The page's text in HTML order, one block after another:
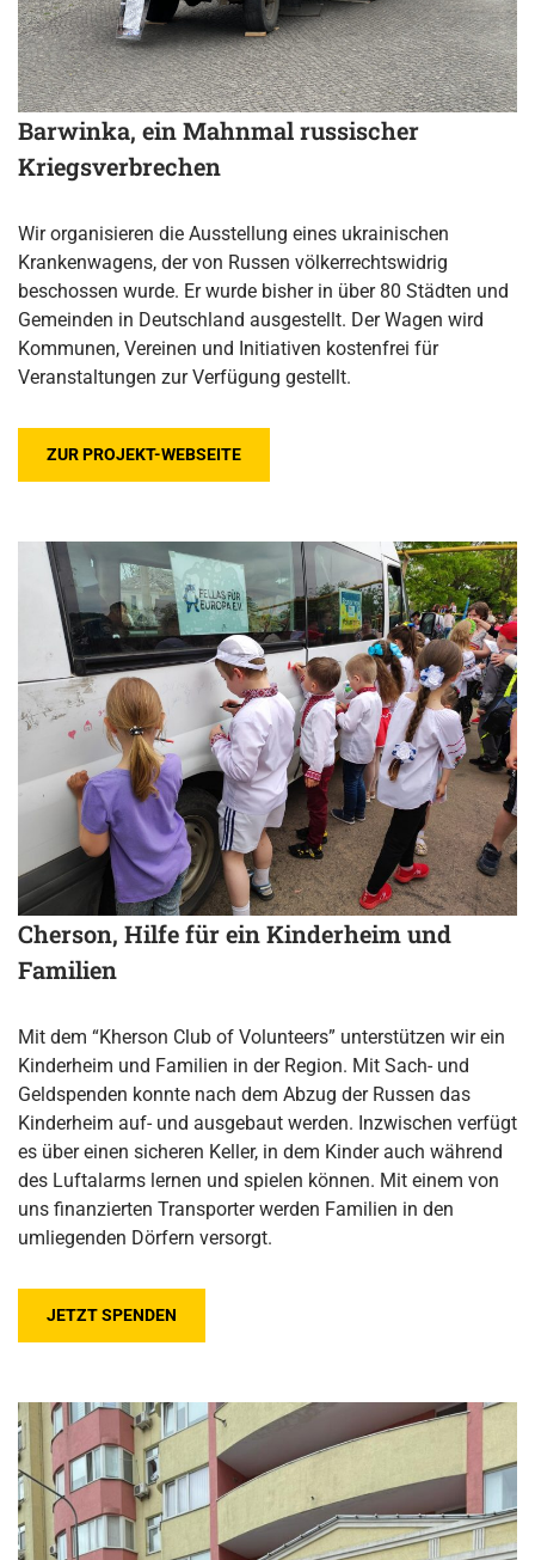
Barwinka, ein Mahnmal russischer
Kriegsverbrechen
Wir organisieren die Ausstellung eines ukrainischen
Krankenwagens, der von Russen völkerrechtswidrig
beschossen wurde. Er wurde bisher in über 80 Städten und
Gemeinden in Deutschland ausgestellt. Der Wagen wird
Kommunen, Vereinen und Initiativen kostenfrei für
Veranstaltungen zur Verfügung gestellt.
ZUR PROJEKT-WEBSEITE
Cherson, Hilfe für ein Kinderheim und
Familien
Mit dem “Kherson Club of Volunteers” unterstützen wir ein
Kinderheim und Familien in der Region. Mit Sach- und
Geldspenden konnte nach dem Abzug der Russen das
Kinderheim auf- und ausgebaut werden. Inzwischen verfügt
es über einen sicheren Keller, in dem Kinder auch während
des Luftalarms lernen und spielen können. Mit einem von
uns finanzierten Transporter werden Familien in den
umliegenden Dörfern versorgt.
JETZT SPENDEN